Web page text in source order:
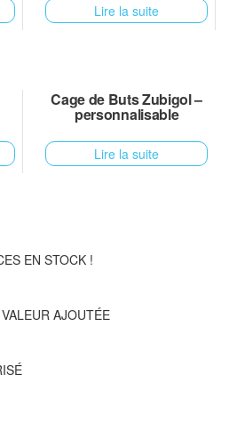
Lire la suite
Cage de Buts Zubigol –
personnalisable
Lire la suite